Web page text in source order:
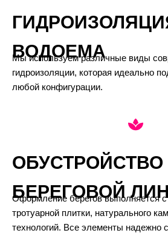
ВОДОЕМА
Мы используем различные виды
гидроизоляции, которая идеально
любой конфигурации.
ОБУСТРОЙСТВО
БЕРЕГОВОЙ
Оформление берегов выполняется
тротуарной плитки, натурального
технологий. Все элементы надежно